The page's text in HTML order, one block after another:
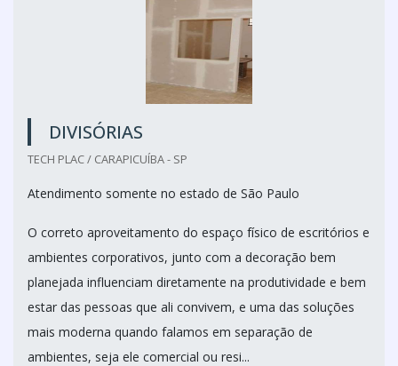
DIVISÓRIAS
TECH PLAC / CARAPICUÍBA - SP
Atendimento somente no estado de São Paulo
O correto aproveitamento do espaço físico de escritórios e
ambientes corporativos, junto com a decoração bem
planejada influenciam diretamente na produtividade e bem
estar das pessoas que ali convivem, e uma das soluções
mais moderna quando falamos em separação de
ambientes, seja ele comercial ou resi...